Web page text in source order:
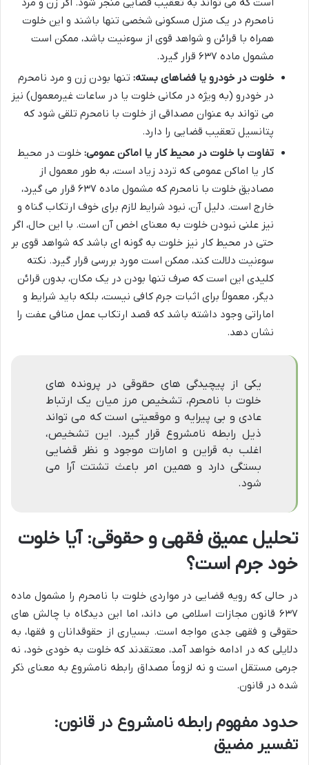
است که می تواند به تعقیب قضایی منجر شود. اگر زن و مرد
نامحرم در یک منزل مسکونی شخصی تنها باشند و این خلوت
همراه با قرائن و شواهد قوی از سوءنیت باشد، ممکن است
مشمول ماده ۶۳۷ قرار گیرد.
خلوت در خودرو یا فضاهای بسته: تنها بودن زن و مرد نامحرم
در خودرو (به ویژه در مکانی خلوت یا در ساعات غیرمعمول) نیز
می تواند به عنوان مصداقی از خلوت با نامحرم تلقی شود که
پتانسیل تعقیب قضایی را دارد.
تفاوت با خلوت در محیط کار یا اماکن عمومی: خلوت در محیط
کار یا اماکن عمومی که تردد زیاد است، به طور معمول از
مصادیق خلوت با نامحرم که مشمول ماده ۶۳۷ قرار می گیرد،
خارج است. دلیل آن، نبود شرایط لازم برای خوف ارتکاب گناه و
نیز علنی نبودن خلوت به معنای اخص آن است. با این حال، اگر
حتی در محیط کار نیز خلوت به گونه ای باشد که شواهد قوی بر
سوءنیت دلالت کند، ممکن است مورد بررسی قرار گیرد. نکته
کلیدی این است که صرف تنها بودن در یک مکان، بدون قرائن
دیگر، معمولاً برای اثبات جرم کافی نیست، بلکه باید شرایط و
اماراتی وجود داشته باشد که قصد ارتکاب عمل منافی عفت را
نشان دهد.
یکی از پیچیدگی های حقوقی در پرونده های
خلوت با نامحرم، تشخیص مرز میان یک ارتباط
عادی و بی پیرایه و موقعیتی است که می تواند
ذیل رابطه نامشروع قرار گیرد. این تشخیص،
اغلب به قراین و امارات موجود و نظر قضایی
بستگی دارد و همین امر باعث تشتت آرا می
شود.
تحلیل عمیق فقهی و حقوقی: آیا خلوت
خود جرم است؟
در حالی که رویه قضایی در مواردی خلوت با نامحرم را مشمول ماده
۶۳۷ قانون مجازات اسلامی می داند، اما این دیدگاه با چالش های
حقوقی و فقهی جدی مواجه است. بسیاری از حقوقدانان و فقها، به
دلایلی که در ادامه خواهد آمد، معتقدند که خلوت به خودی خود، نه
جرمی مستقل است و نه لزوماً مصداق رابطه نامشروع به معنای ذکر
شده در قانون.
حدود مفهوم رابطه نامشروع در قانون:
تفسیر مضیق